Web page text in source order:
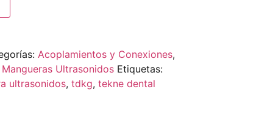
Acoplamientos y Conexiones,
Mangueras Ultrasonidos Etiquetas:
ultrasonidos, tdkg, tekne dental